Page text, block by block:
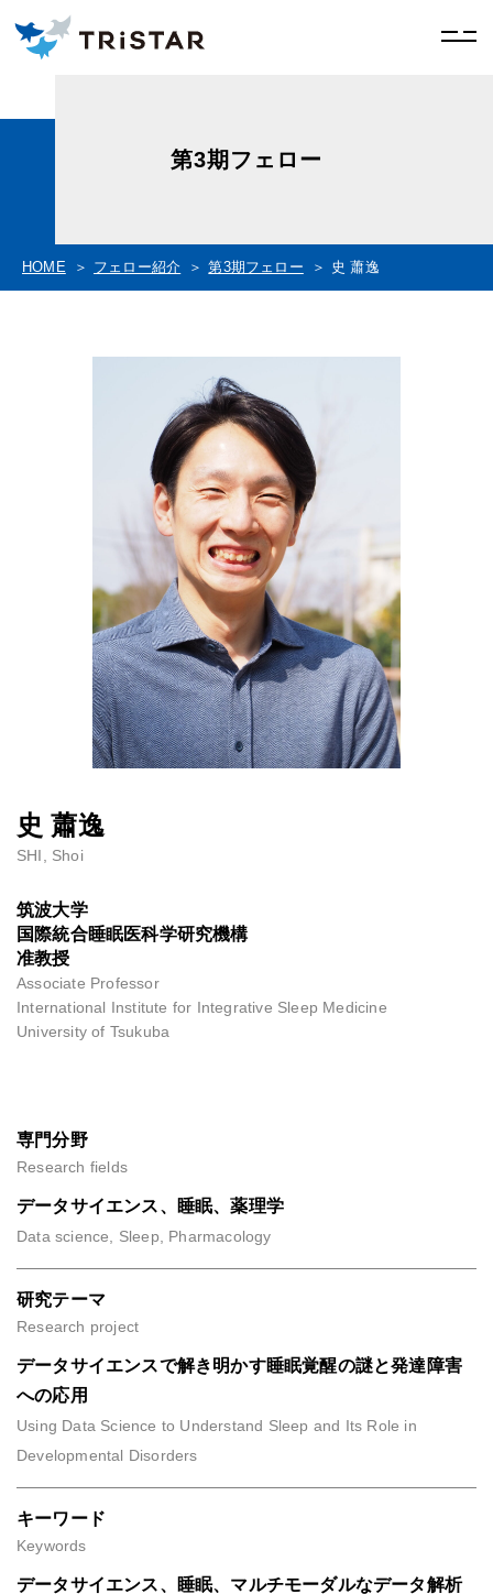
第3期フェロー
HOME フェロー紹介 第3期フェロー 史 蕭逸
史 蕭逸
SHI, Shoi
筑波大学
国際統合睡眠医科学研究機構
准教授
Associate Professor
International Institute for Integrative Sleep Medicine
University of Tsukuba
専門分野
Research fields
データサイエンス、睡眠、薬理学
Data science, Sleep, Pharmacology
研究テーマ
Research project
データサイエンスで解き明かす睡眠覚醒の謎と発達障害
への応用
Using Data Science to Understand Sleep and Its Role in
Developmental Disorders
キーワード
Keywords
データサイエンス、睡眠、マルチモーダルなデータ解析